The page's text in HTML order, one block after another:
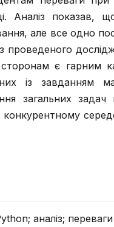
Аналіз показав,
але все одно
є гарним
із завданням
загальних
аналіз; переваги